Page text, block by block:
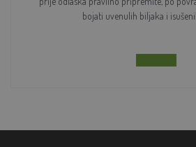
bojati uvenulih biljaka i